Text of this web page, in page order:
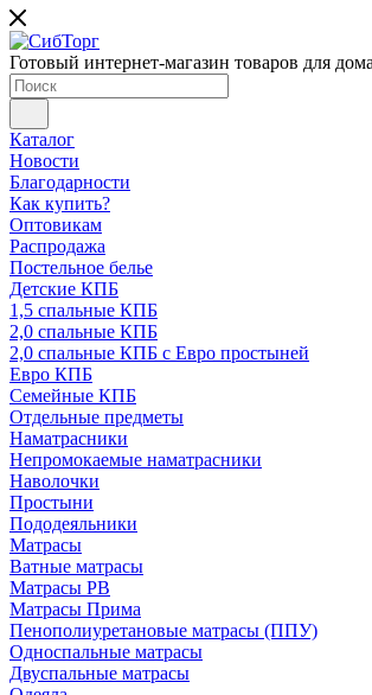
Готовый интернет-магазин товаров для дома
Каталог
Новости
Благодарности
Как купить?
Оптовикам
Распродажа
Постельное белье
Детские КПБ
1,5 спальные КПБ
2,0 спальные КПБ
2,0 спальные КПБ с Евро простыней
Евро КПБ
Семейные КПБ
Отдельные предметы
Наматрасники
Непромокаемые наматрасники
Наволочки
Простыни
Пододеяльники
Матрасы
Ватные матрасы
Матрасы РВ
Матрасы Прима
Пенополиуретановые матрасы (ППУ)
Односпальные матрасы
Двуспальные матрасы